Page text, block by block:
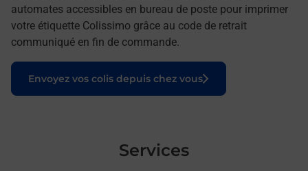
automates accessibles en bureau de poste pour imprimer
votre étiquette Colissimo grâce au code de retrait
communiqué en fin de commande.
Envoyez vos colis depuis chez vous
Le lien s'ouvre dans un nouvel onglet
Services